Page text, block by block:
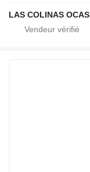
LAS COLINAS